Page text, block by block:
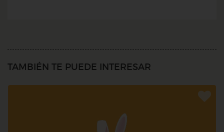
TAMBIÉN TE PUEDE INTERESAR